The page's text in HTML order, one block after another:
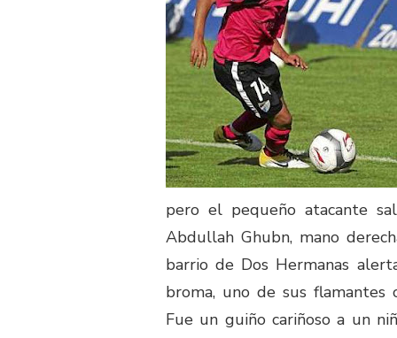
pero el pequeño atacante
Abdullah Ghubn, mano
barrio de Dos Hermanas
broma, uno de sus flamantes
Fue un guiño cariñoso a un